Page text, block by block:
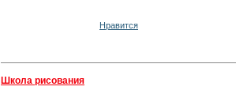
Нравится
Школа рисования